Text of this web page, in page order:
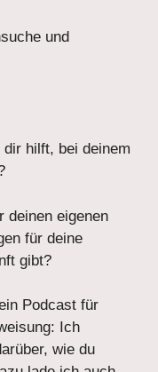
und
hilft, bei deinem
deinen eigenen
für deine
gibt?
Podcast für
Ich
wie du